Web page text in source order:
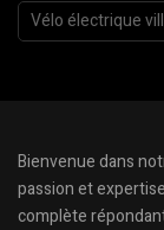
Vélo électrique
Bienvenue dans
passion et
complète